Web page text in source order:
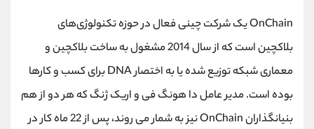
OnChain یک شرکت چینی فعال در حوزه تکنولوژی‌های
بلاکچین است که از سال 2014 مشغول به ساخت بلاکچین و
معماری شبکه توزیع شده یا به اختصار DNA برای کسب و کارها
بوده است. مدیر عامل دا هونگ فی و اریک ژنگ که هر دو از هم
بنیانگذاران OnChain نیز به شمار می روند، پس از 22 ماه کار در